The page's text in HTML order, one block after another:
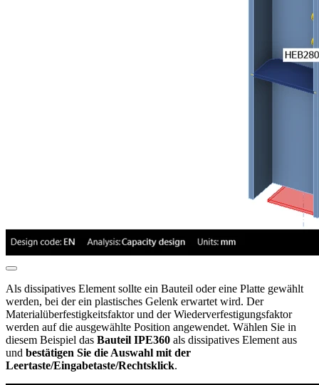
Als dissipatives Element sollte ein Bauteil oder eine Platte gewählt
werden, bei der ein plastisches Gelenk erwartet wird. Der
Materialüberfestigkeitsfaktor und der Wiederverfestigungsfaktor
werden auf die ausgewählte Position angewendet. Wählen Sie in
diesem Beispiel das Bauteil IPE360 als dissipatives Element aus
und bestätigen Sie die Auswahl mit der
Leertaste/Eingabetaste/Rechtsklick.